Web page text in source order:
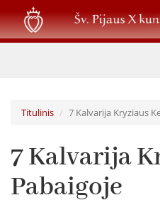
Pereiti
į
pagrindinį
Titulinis 7 Kalvarija Kryziaus
7 Kalvarija
Pabaigoje